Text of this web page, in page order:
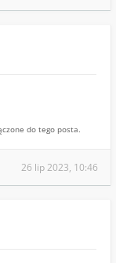
do tego posta.
26 lip 2023, 10:46